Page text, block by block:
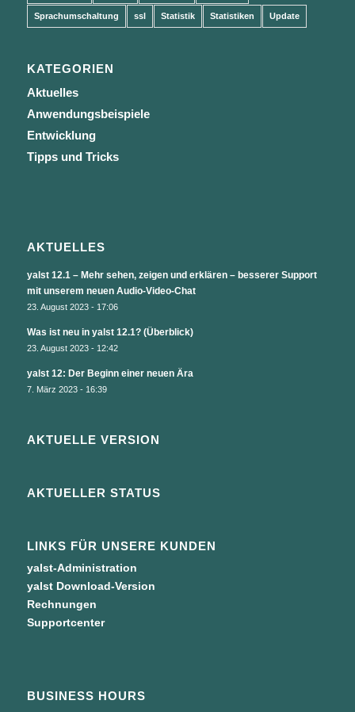
Sprachumschaltung ssl Statistik Statistiken Update
KATEGORIEN
Aktuelles
Anwendungsbeispiele
Entwicklung
Tipps und Tricks
AKTUELLES
yalst 12.1 – Mehr sehen, zeigen und erklären – besserer Support
mit unserem neuen Audio-Video-Chat
23. August 2023 - 17:06
Was ist neu in yalst 12.1? (Überblick)
23. August 2023 - 12:42
yalst 12: Der Beginn einer neuen Ära
7. März 2023 - 16:39
AKTUELLE VERSION
AKTUELLER STATUS
LINKS FÜR UNSERE KUNDEN
yalst-Administration
yalst Download-Version
Rechnungen
Supportcenter
BUSINESS HOURS